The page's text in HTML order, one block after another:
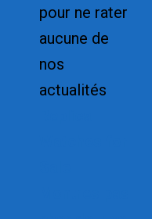
pour ne rater
aucune de
nos
actualités